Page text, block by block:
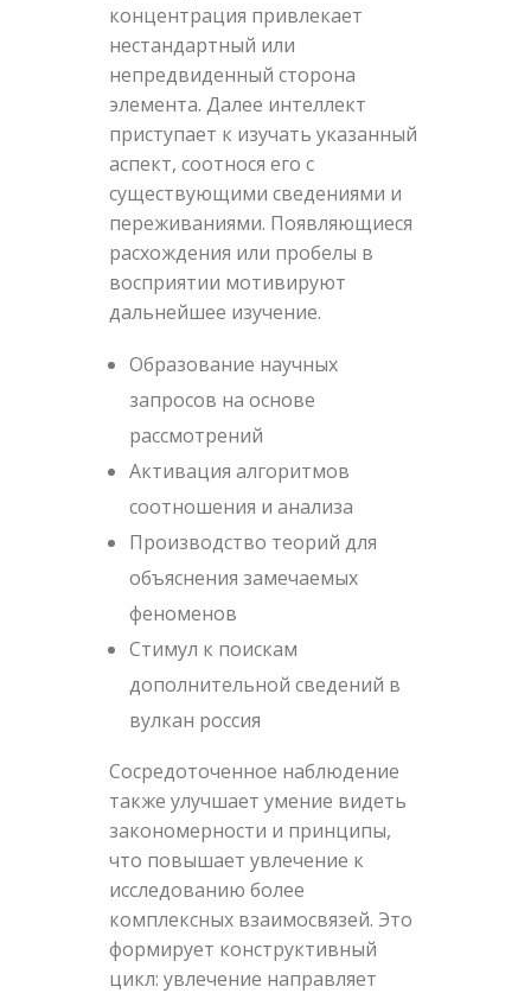
концентрация привлекает
нестандартный или
непредвиденный сторона
элемента. Далее интеллект
приступает к изучать указанный
аспект, соотнося его с
существующими сведениями и
переживаниями. Появляющиеся
расхождения или пробелы в
восприятии мотивируют
дальнейшее изучение.
Образование научных
запросов на основе
рассмотрений
Активация алгоритмов
соотношения и анализа
Производство теорий для
объяснения замечаемых
феноменов
Стимул к поискам
дополнительной сведений в
вулкан россия
Сосредоточенное наблюдение
также улучшает умение видеть
закономерности и принципы,
что повышает увлечение к
исследованию более
комплексных взаимосвязей. Это
формирует конструктивный
цикл: увлечение направляет